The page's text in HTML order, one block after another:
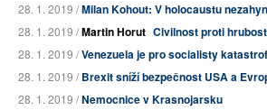
28. 1. 2019 /Milan Kohout: V holocaustu
28. 1. 2019 /Martin Horut Civilnost proti
28. 1. 2019 /Venezuela je pro socialisty
28. 1. 2019 /Brexit sníží bezpečnost USA a
28. 1. 2019 /Nemocnice v Krasnojarsku